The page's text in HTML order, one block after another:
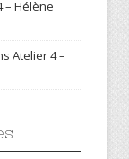
– Hélène
Atelier 4 –